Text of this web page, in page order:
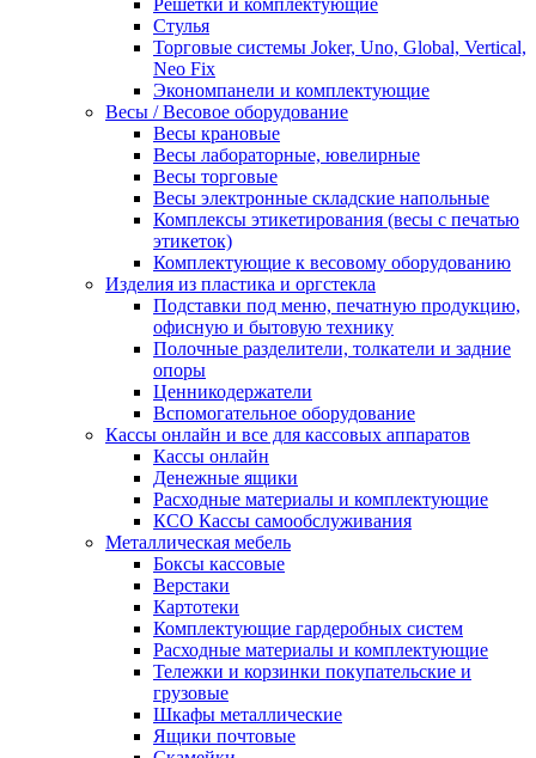
Решетки и комплектующие
Стулья
Торговые системы Joker, Uno, Global, Vertical,
Neo Fix
Экономпанели и комплектующие
Весы / Весовое оборудование
Весы крановые
Весы лабораторные, ювелирные
Весы торговые
Весы электронные складские напольные
Комплексы этикетирования (весы с печатью
этикеток)
Комплектующие к весовому оборудованию
Изделия из пластика и оргстекла
Подставки под меню, печатную продукцию,
офисную и бытовую технику
Полочные разделители, толкатели и задние
опоры
Ценникодержатели
Вспомогательное оборудование
Кассы онлайн и все для кассовых аппаратов
Кассы онлайн
Денежные ящики
Расходные материалы и комплектующие
КСО Кассы самообслуживания
Металлическая мебель
Боксы кассовые
Верстаки
Картотеки
Комплектующие гардеробных систем
Расходные материалы и комплектующие
Тележки и корзинки покупательские и
грузовые
Шкафы металлические
Ящики почтовые